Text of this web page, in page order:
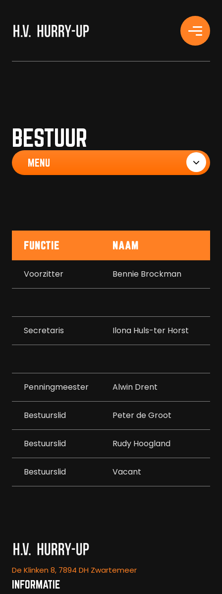
BESTUUR
FUNCTIE NAAM
Voorzitter Bennie Brockman
Secretaris Ilona Huls-ter Horst
Penningmeester Alwin Drent
Bestuurslid Peter de Groot
Bestuurslid Rudy Hoogland
Bestuurslid Vacant
De Klinken 8, 7894 DH Zwartemeer
INFORMATIE